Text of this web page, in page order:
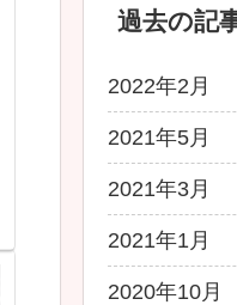
過去の記
2022年2月
2021年5月
2021年3月
2021年1月
2020年10月